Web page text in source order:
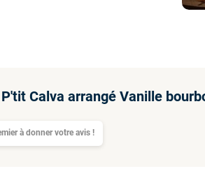
Calva arrangé Vanille
à donner votre avis !